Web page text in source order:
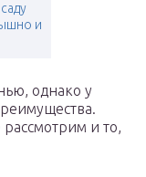
и
однако у
и то,